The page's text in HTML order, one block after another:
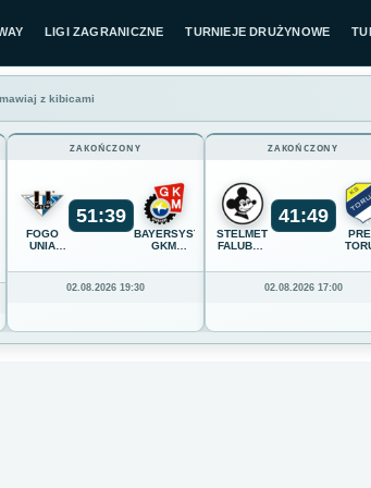
LIGI ZAGRANICZNE TURNIEJE DRUŻYNOWE
z kibicami
ZAKOŃCZONY
FOGO
UNIA
51:39
BAYERSYSTEM
GKM
02.08.2026 19:30
ZAKOŃCZONY
STELMET
FALUBAZ
GÓRA
41:49
02.08.2026 17:00